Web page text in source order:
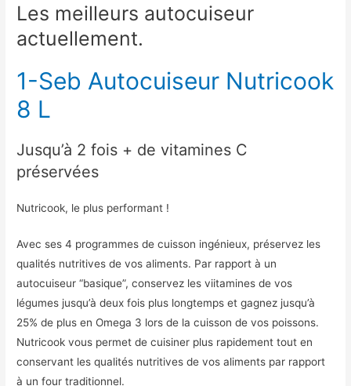
Les meilleurs autocuiseur
actuellement.
1-Seb Autocuiseur Nutricook
8 L
Jusqu’à 2 fois + de vitamines C
préservées
Nutricook, le plus performant !
Avec ses 4 programmes de cuisson ingénieux, préservez les
qualités nutritives de vos aliments. Par rapport à un
autocuiseur “basique”, conservez les viitamines de vos
légumes jusqu’à deux fois plus longtemps et gagnez jusqu’à
25% de plus en Omega 3 lors de la cuisson de vos poissons.
Nutricook vous permet de cuisiner plus rapidement tout en
conservant les qualités nutritives de vos aliments par rapport
à un four traditionnel.